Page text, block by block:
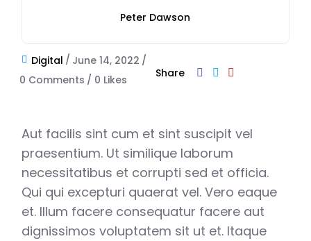
Peter Dawson
Digital
June 14, 2022
0 Comments
0 Likes Share
Aut facilis sint cum et sint suscipit vel
praesentium. Ut similique laborum
necessitatibus et corrupti sed et officia.
Qui qui excepturi quaerat vel. Vero eaque
et. Illum facere consequatur facere aut
dignissimos voluptatem sit ut et. Itaque